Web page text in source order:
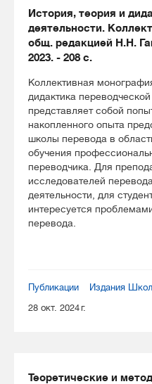
История, теория и
деятельности.
общ. редакцией Н.Н.
2023. - 208 с.
Коллективная
дидактика
представляет собой
накопленного опыта
школы перевода в
обучения
переводчика. Для
исследователей
деятельности, для
интересуется
перевода.
Публикации
Издания
28 окт. 2024 г.
Теоретические и